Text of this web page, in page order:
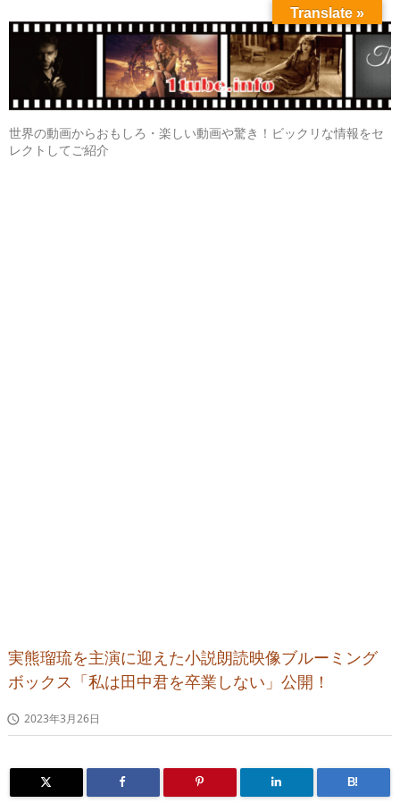
世界の動画からおもしろ・楽しい動画や驚き！ビックリな情報をセ
レクトしてご紹介
実熊瑠琉を主演に迎えた小説朗読映像ブルーミング
ボックス「私は田中君を卒業しない」公開！
 2023年3月26日
B!
Translate »